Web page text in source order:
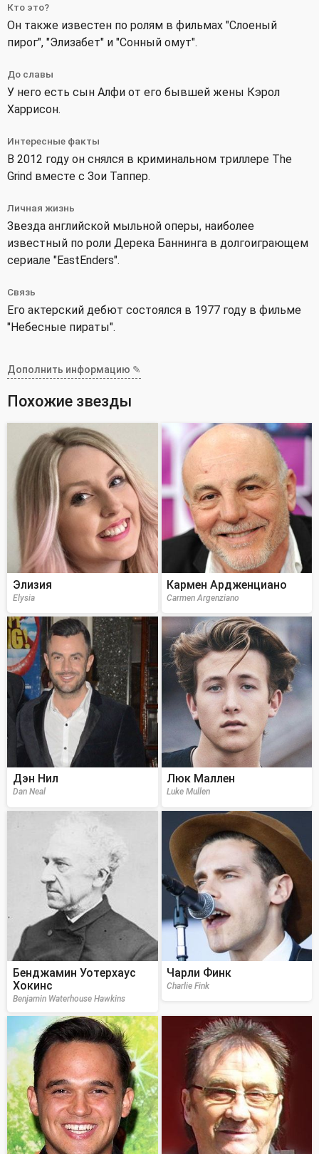
Кто это?
Он также известен по ролям в фильмах "Слоеный
пирог", "Элизабет" и "Сонный омут".
До славы
У него есть сын Алфи от его бывшей жены Кэрол
Харрисон.
Интересные факты
В 2012 году он снялся в криминальном триллере The
Grind вместе с Зои Таппер.
Личная жизнь
Звезда английской мыльной оперы, наиболее
известный по роли Дерека Баннинга в долгоиграющем
сериале "EastEnders".
Связь
Его актерский дебют состоялся в 1977 году в фильме
"Небесные пираты".
Дополнить информацию ✎
Похожие звезды
Элизия
Elysia
Кармен Ардженциано
Carmen Argenziano
Дэн Нил
Dan Neal
Люк Маллен
Luke Mullen
Бенджамин Уотерхаус
Хокинс
Benjamin Waterhouse Hawkins
Чарли Финк
Charlie Fink